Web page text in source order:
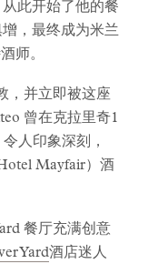
此开始了他的餐
，最终成为米兰
师。
，并立即被这座
曾在克拉里奇1
人印象深刻，
Mayfair）酒
餐厅充满创意
Yard酒店迷人